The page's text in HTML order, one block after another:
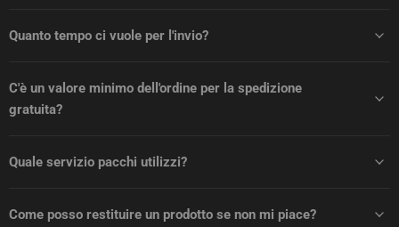
Quanto tempo ci vuole per l'invio?
C'è un valore minimo dell'ordine per la spedizione
gratuita?
Quale servizio pacchi utilizzi?
Come posso restituire un prodotto se non mi piace?